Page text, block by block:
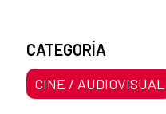
CATEGORÍA
CINE / AUDIOVISUAL